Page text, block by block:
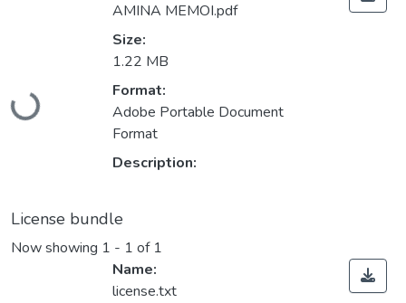
Loading...
AMINA MEMOI.pdf
Size:
1.22 MB
Format:
Adobe Portable Document
Format
Description:
License bundle
Now showing 1 - 1 of 1
Name:
license.txt